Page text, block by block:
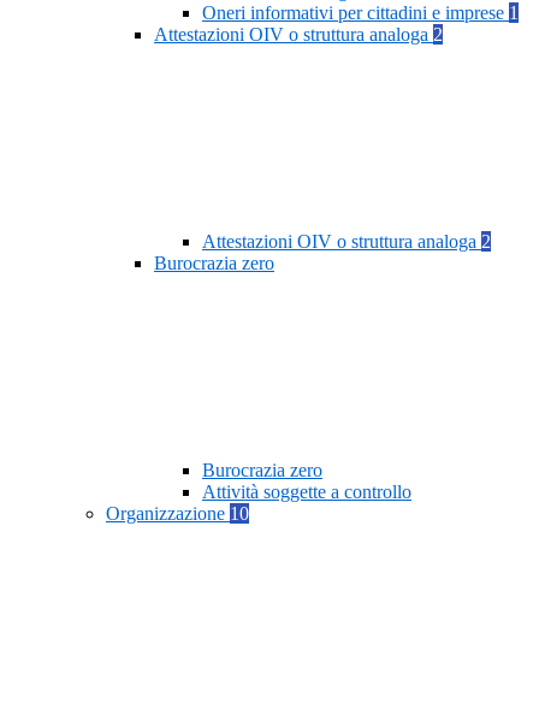
Oneri informativi per cittadini e imprese 1
Attestazioni OIV o struttura analoga 2
Attestazioni OIV o struttura analoga 2
Burocrazia zero
Burocrazia zero
Attività soggette a controllo
Organizzazione 10